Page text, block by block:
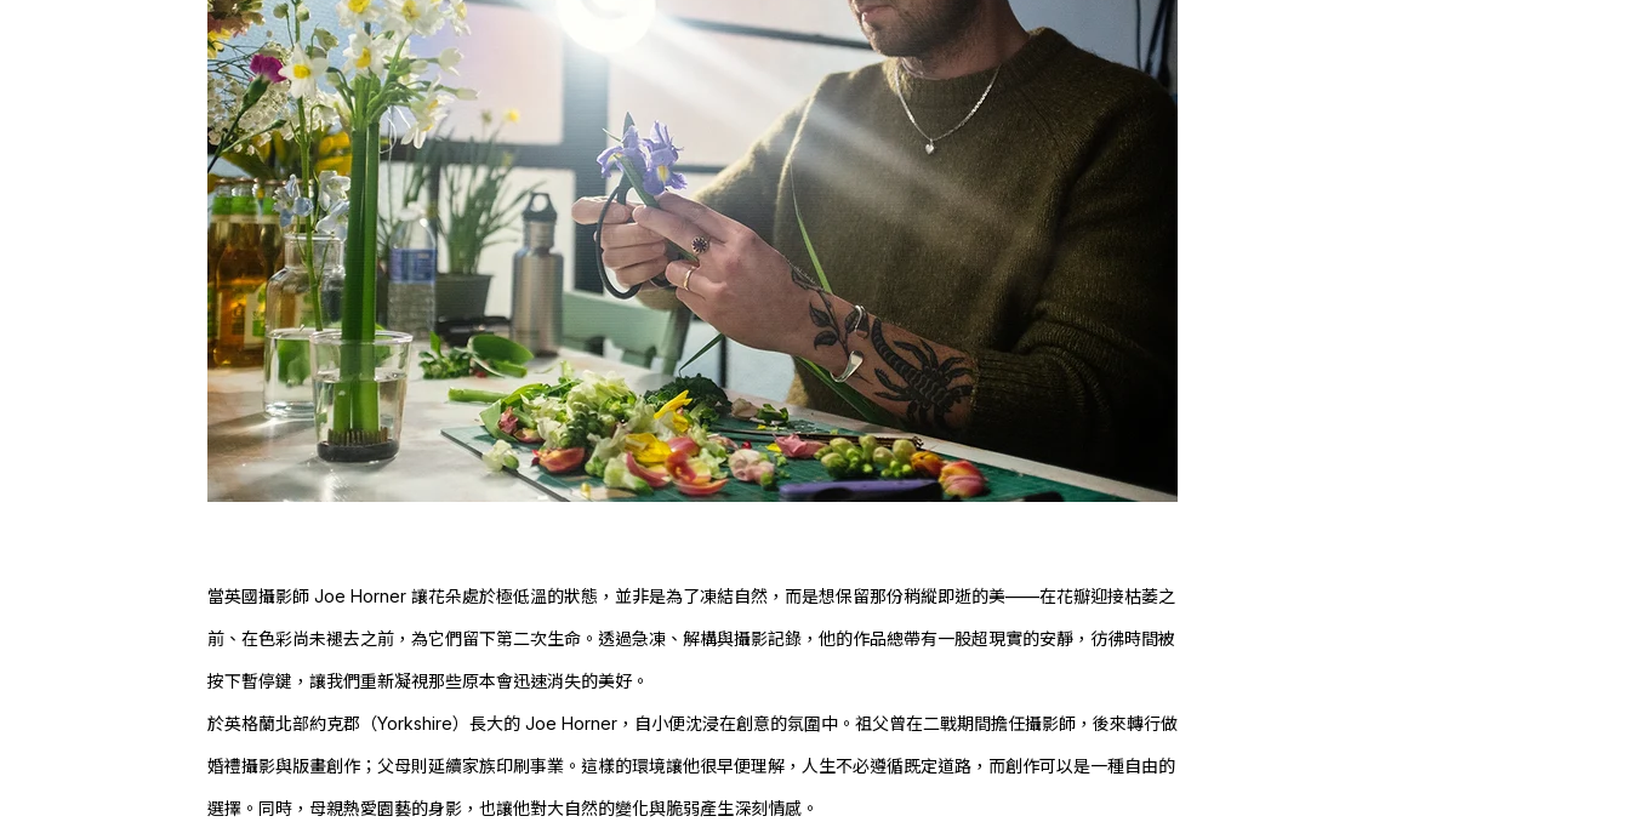
當英國攝影師Joe Horner讓花朵處於極低溫的狀態，並非是為了凍結自然，而是想保留那份稍縱即逝的美——在花瓣迎接枯萎之
前、在色彩尚未褪去之前，為它們留下第二次生命。透過急凍、解構與攝影記錄，他的作品總帶有一股超現實的安靜，彷彿時間被
按下暫停鍵，讓我們重新凝視那些原本會迅速消失的美好。
於英格蘭北部約克郡（Yorkshire）長大的Joe Horner ，自小便沈浸在創意的氛圍中。祖父曾在二戰期間擔任攝影師，後來轉行做
婚禮攝影與版畫創作；父母則延續家族印刷事業。這樣的環境讓他很早便理解，人生不必遵循既定道路，而創作可以是一種自由的
選擇。同時，母親熱愛園藝的身影，也讓他對大自然的變化與脆弱產生深刻情感。